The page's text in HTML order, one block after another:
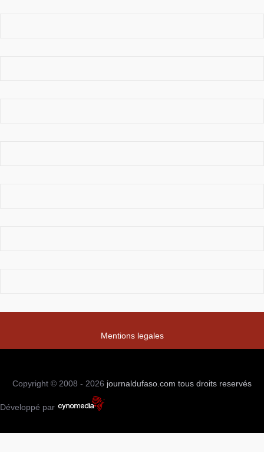
Mentions legales
Copyright © 2008 - 2026 journaldufaso.com tous droits reservés
Développé par